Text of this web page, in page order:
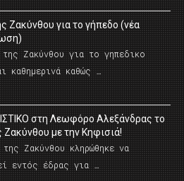
Ζακύνθου για το γήπεδο (νέα
Ζακύνθου για το γηπεδικο
καθημερινά καθώς …
στη Λεωφόρο Αλεξάνδρας το
Ζακύνθου με την Κηφισιά!
Ζακύνθου κληρώθηκε να
εντός έδρας για …